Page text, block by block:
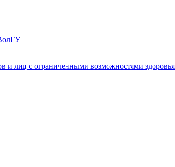
и лиц с ограниченными возможностями здоровья